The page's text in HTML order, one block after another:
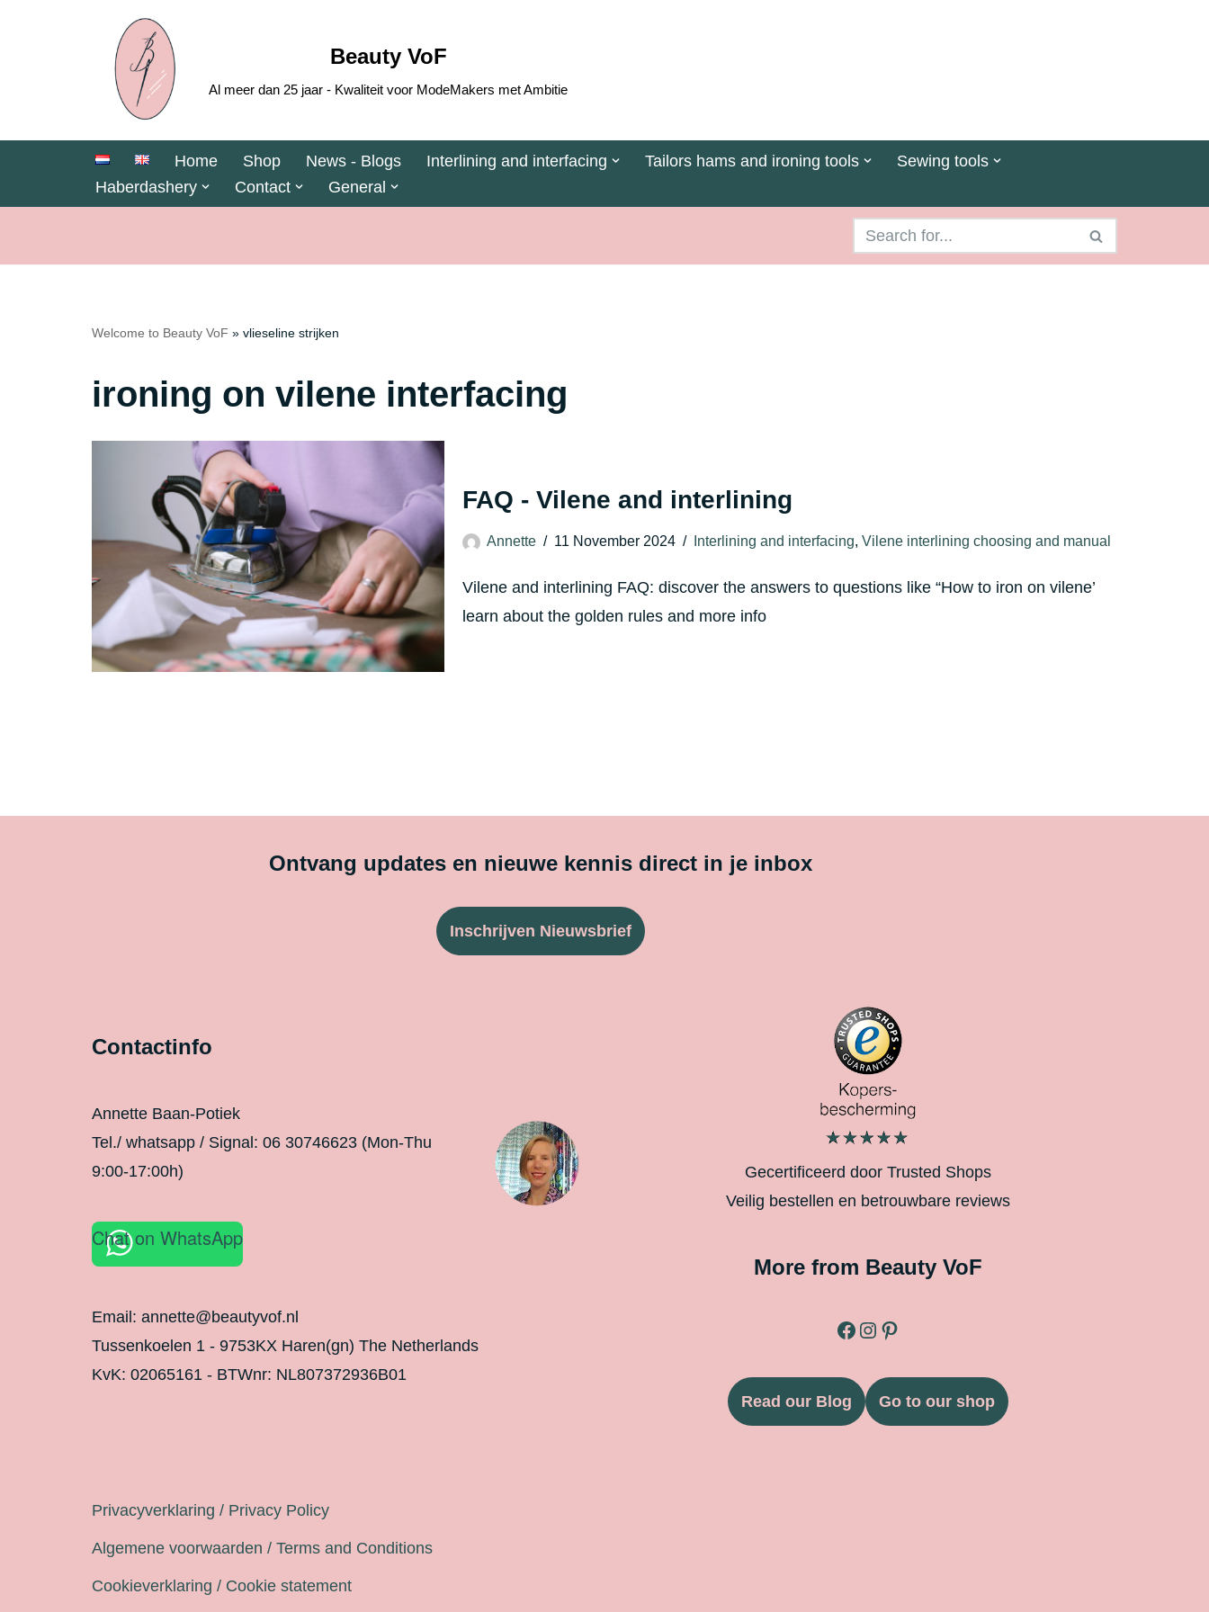
Beauty VoF
Al meer dan 25 jaar - Kwaliteit voor ModeMakers met Ambitie
Home Shop News - Blogs Interlining and interfacing Tailors hams and ironing tools
Sewing tools
Haberdashery
Contact General
Welcome to Beauty VoF » vlieseline strijken
ironing on vilene interfacing
FAQ - Vilene and interlining
Annette 11 November 2024 Interlining and interfacing, Vilene interlining choosing and manual
Vilene and interlining FAQ: discover the answers to questions like “How to iron on vilene’
learn about the golden rules and more info
Ontvang updates en nieuwe kennis direct in je inbox
Inschrijven Nieuwsbrief
Contactinfo
Annette Baan-Potiek
Tel./ whatsapp / Signal: 06 30746623 (Mon-Thu
9:00-17:00h)
Chat on WhatsApp
Email: annette@beautyvof.nl
Tussenkoelen 1 - 9753KX Haren(gn) The Netherlands
KvK: 02065161 - BTWnr: NL807372936B01
Gecertificeerd door Trusted Shops
Veilig bestellen en betrouwbare reviews
More from Beauty VoF
Read our Blog Go to our shop
Privacyverklaring / Privacy Policy
Algemene voorwaarden / Terms and Conditions
Cookieverklaring / Cookie statement